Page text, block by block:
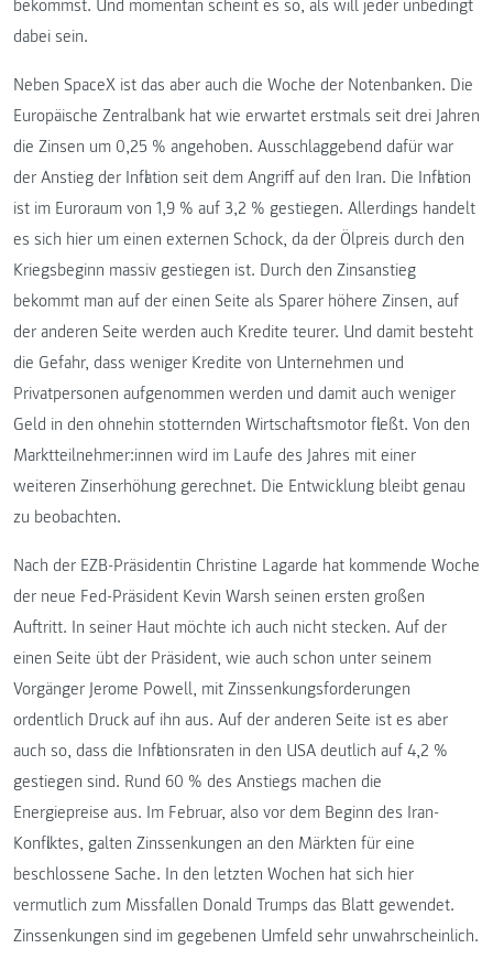
bekommst. Und momentan scheint es so, als will jeder unbedingt
dabei sein.
Neben SpaceX ist das aber auch die Woche der Notenbanken. Die
Europäische Zentralbank hat wie erwartet erstmals seit drei Jahren
die Zinsen um 0,25 % angehoben. Ausschlaggebend dafür war
der Anstieg der Inflation seit dem Angriff auf den Iran. Die Inflation
ist im Euroraum von 1,9 % auf 3,2 % gestiegen. Allerdings handelt
es sich hier um einen externen Schock, da der Ölpreis durch den
Kriegsbeginn massiv gestiegen ist. Durch den Zinsanstieg
bekommt man auf der einen Seite als Sparer höhere Zinsen, auf
der anderen Seite werden auch Kredite teurer. Und damit besteht
die Gefahr, dass weniger Kredite von Unternehmen und
Privatpersonen aufgenommen werden und damit auch weniger
Geld in den ohnehin stotternden Wirtschaftsmotor fließt. Von den
Marktteilnehmer:innen wird im Laufe des Jahres mit einer
weiteren Zinserhöhung gerechnet. Die Entwicklung bleibt genau
zu beobachten.
Nach der EZB-Präsidentin Christine Lagarde hat kommende Woche
der neue Fed-Präsident Kevin Warsh seinen ersten großen
Auftritt. In seiner Haut möchte ich auch nicht stecken. Auf der
einen Seite übt der Präsident, wie auch schon unter seinem
Vorgänger Jerome Powell, mit Zinssenkungsforderungen
ordentlich Druck auf ihn aus. Auf der anderen Seite ist es aber
auch so, dass die Inflationsraten in den USA deutlich auf 4,2 %
gestiegen sind. Rund 60 % des Anstiegs machen die
Energiepreise aus. Im Februar, also vor dem Beginn des Iran-
Konfliktes, galten Zinssenkungen an den Märkten für eine
beschlossene Sache. In den letzten Wochen hat sich hier
vermutlich zum Missfallen Donald Trumps das Blatt gewendet.
Zinssenkungen sind im gegebenen Umfeld sehr unwahrscheinlich.